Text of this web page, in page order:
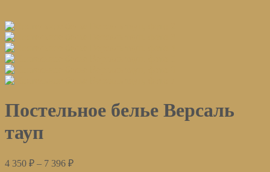
Постельное белье Версаль
тауп
4 350 ₽ – 7 396 ₽